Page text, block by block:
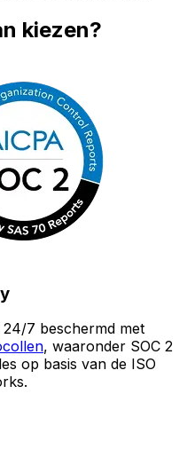
kiezen?
7 beschermd met
, waaronder SOC 2
op basis van de ISO